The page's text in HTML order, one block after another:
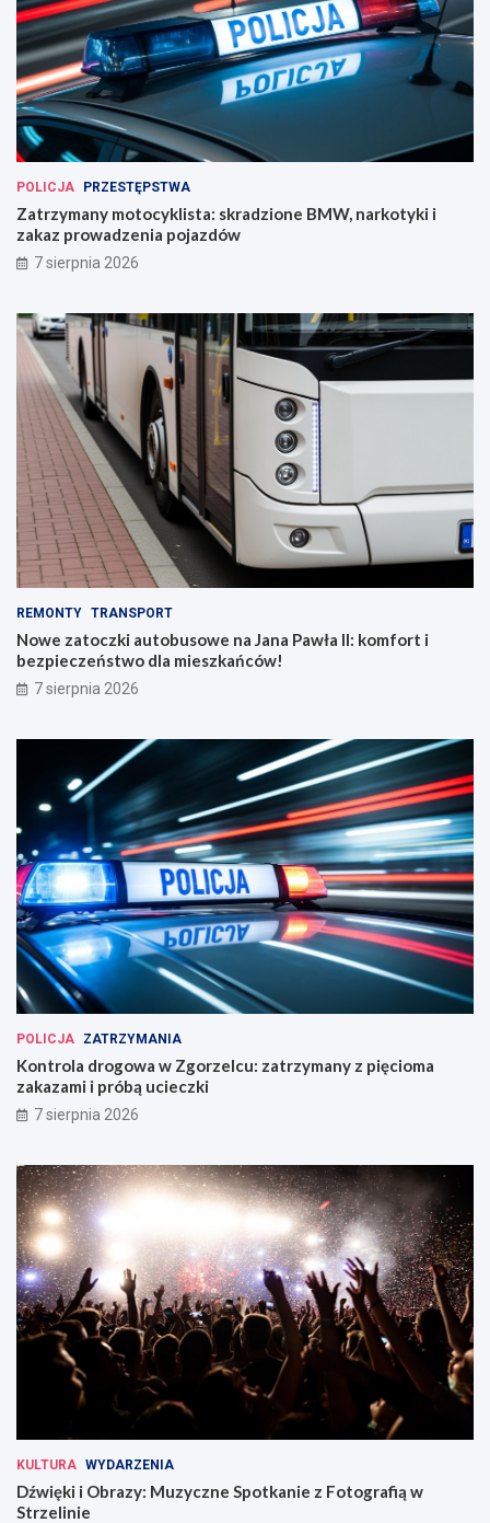
POLICJA PRZESTĘPSTWA
Zatrzymany motocyklista: skradzione BMW, narkotyki i
zakaz prowadzenia pojazdów
7 sierpnia 2026
REMONTY TRANSPORT
Nowe zatoczki autobusowe na Jana Pawła II: komfort i
bezpieczeństwo dla mieszkańców!
7 sierpnia 2026
POLICJA ZATRZYMANIA
Kontrola drogowa w Zgorzelcu: zatrzymany z pięcioma
zakazami i próbą ucieczki
7 sierpnia 2026
KULTURA WYDARZENIA
Dźwięki i Obrazy: Muzyczne Spotkanie z Fotografią w
Strzelinie